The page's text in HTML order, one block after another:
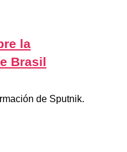
la
Brasil
de Sputnik.